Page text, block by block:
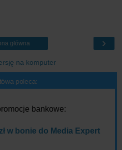
›
główna
na komputer
poleca:
bankowe:
w bonie do Media Expert